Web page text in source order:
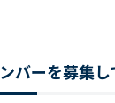
バーを募集し